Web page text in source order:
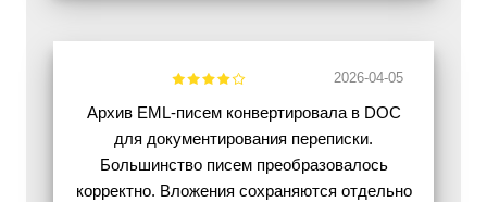
2026-04-05
Архив EML-писем конвертировала в DOC
для документирования переписки.
Большинство писем преобразовалось
корректно. Вложения сохраняются отдельно